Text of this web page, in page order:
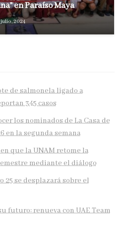
en Paraíso Maya
2024
de salmonela ligado a
345 casos
los nominados de La Casa de
en la segunda semana
que la UNAM retome la
mediante el diálogo
25 se desplazará sobre el
futuro: renueva con UAE Team